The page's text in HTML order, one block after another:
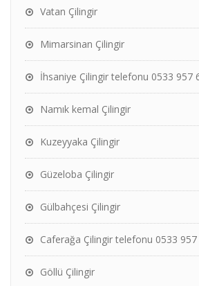
Vatan Çilingir
Mimarsinan Çilingir
İhsaniye Çilingir telefonu 0533 957
Namık kemal Çilingir
Kuzeyyaka Çilingir
Güzeloba Çilingir
Gülbahçesi Çilingir
Caferağa Çilingir telefonu 0533 957
Göllü Çilingir